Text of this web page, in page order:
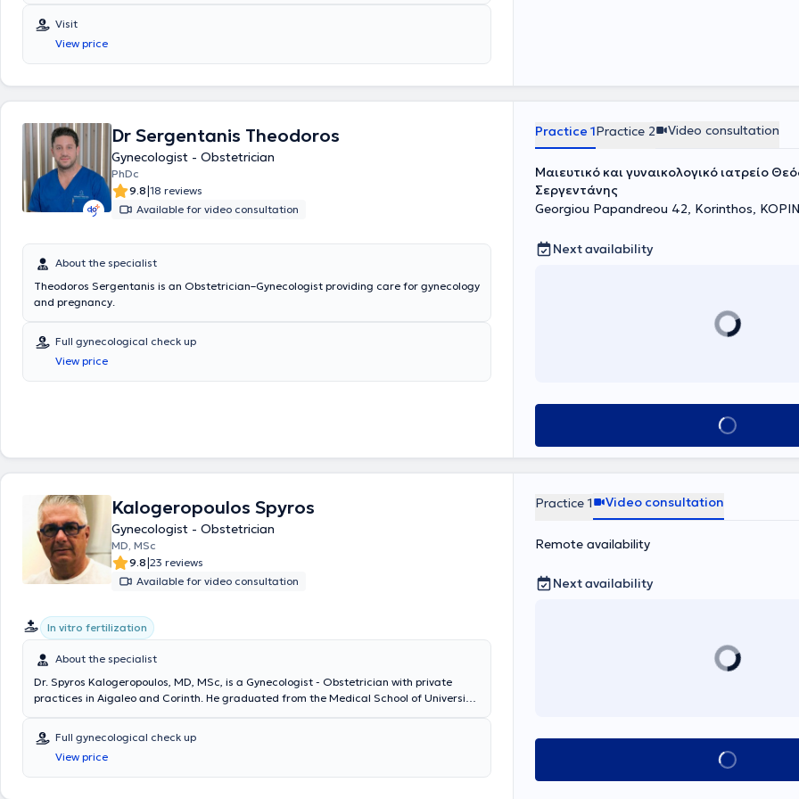
Visit
View price
Dr Sergentanis Theodoros
Gynecologist - Obstetrician
PhDc
9.8|18 reviews
Available for video consultation
About the specialist
Theodoros Sergentanis is an Obstetrician–Gynecologist providing care for gynecology
and pregnancy.
Full gynecological check up
View price
Practice 1Practice 2 Video consultation
Μαιευτικό και γυναικολογικό ιατρείο
Σεργεντάνης
Georgiou Papandreou 42, Korinthos,
Next availability
Book appointment
Kalogeropoulos Spyros
Gynecologist - Obstetrician
MD, MSc
9.8|23 reviews
Available for video consultation
In vitro fertilization
About the specialist
Dr. Spyros Kalogeropoulos, MD, MSc, is a Gynecologist - Obstetrician with private
practices in Aigaleo and Corinth. He graduated from the Medical School of Universita
miscarriages, thrombophilia, high-risk pregnancy, as well as cervical pathology.
Additionally, he holds a doctorate with a thesis on "Kaposi's Sarcoma," which marked
the beginning of the recognition and detection of HIV-AIDS. Dr. Kalogeropoulos has
gained significant experience through training at major hospitals in Greece and
Full gynecological check up
View price
Practice 1 Video consultation
Remote availability
Next availability
Book